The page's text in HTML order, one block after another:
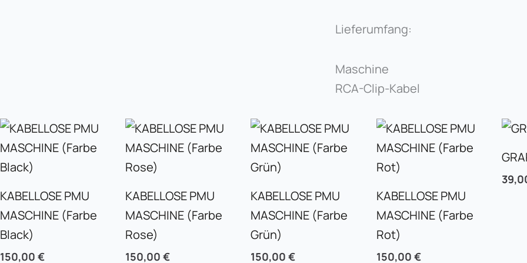
Lieferumfang:
Maschine
RCA-Clip-Kabel
KABELLOSE PMU
MASCHINE (Farbe
Black)
150,00 €
KABELLOSE PMU
MASCHINE (Farbe
Rose)
150,00€
KABELLOSE PMU
MASCHINE (Farbe
Grün)
150,00€
KABELLOSE PMU
MASCHINE (Farbe
Rot)
150,00 €